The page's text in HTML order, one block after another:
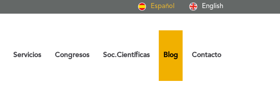
Español English
Servicios Congresos Soc.Científicas Blog Contacto